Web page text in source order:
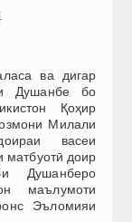
ва дигар
Душанбе бо
Қоҳир
Милали
васеи
матбуотӣ доир
Душанберо
маълумоти
Эъломияи